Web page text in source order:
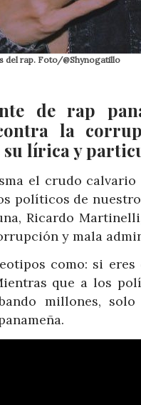
del rap. Foto/@Shynogatillo
de rap
la
su lírica y
el crudo
políticos de
Ricardo
y mala
como: si
que a los
millones,